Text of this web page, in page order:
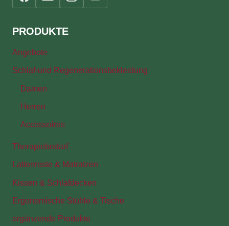
PRODUKTE
Angebote
Schlaf-und Regenerationsbekleidung
Damen
Herren
Accessoires
Therapiebedarf
Lattenroste & Matratzen
Kissen & Schlafdecken
Ergonomische Stühle & Tische
ergänzende Produkte